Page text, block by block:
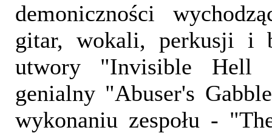
demoniczności
gitar, wokali, perkusji i
utwory "Invisible Hell
genialny "Abuser's
wykonaniu zespołu -